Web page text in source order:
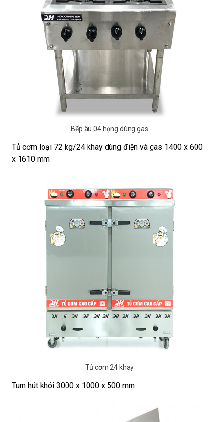
Bếp âu 04 họng dùng gas
Tủ cơm loại 72 kg/24 khay dùng điện và gas 1400 x 600
x 1610 mm
Tủ cơm 24 khay
Tum hút khói 3000 x 1000 x 500 mm